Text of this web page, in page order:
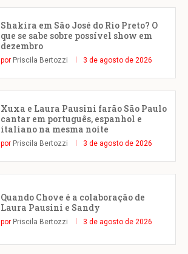
Shakira em São José do Rio Preto? O
que se sabe sobre possível show em
dezembro
por Priscila Bertozzi 3 de agosto de 2026
Xuxa e Laura Pausini farão São Paulo
cantar em português, espanhol e
italiano na mesma noite
por Priscila Bertozzi 3 de agosto de 2026
Quando Chove é a colaboração de
Laura Pausini e Sandy
por Priscila Bertozzi 3 de agosto de 2026